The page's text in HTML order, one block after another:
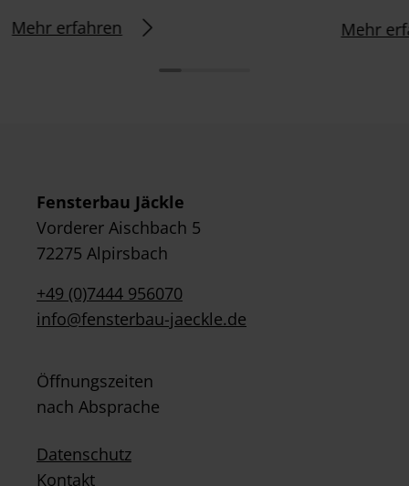
Mehr erfahren
Mehr
Fensterbau Jäckle
Vorderer Aischbach 5
72275 Alpirsbach
+49 (0)7444 956070
info@fensterbau-jaeckle.de
Öffnungszeiten
nach Absprache
Datenschutz
Kontakt